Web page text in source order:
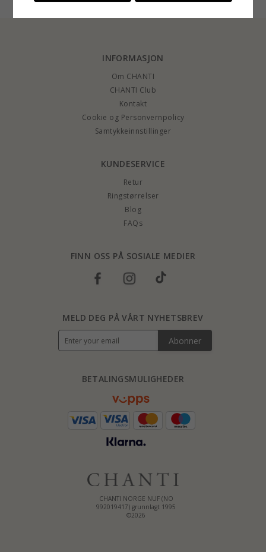
INFORMASJON
Om CHANTI
CHANTI Club
Kontakt
Cookie og Personvernpolicy
Samtykkeinnstillinger
KUNDESERVICE
Retur
Ringstørrelser
Blog
FAQs
FINN OSS PÅ SOSIALE MEDIER
CHANTI NORGE NUF (NO
992019417) grunnlagt 1995
©2026
BETALINGSMULIGHEDER
MELD DEG PÅ VÅRT NYHETSBREV
Abonner